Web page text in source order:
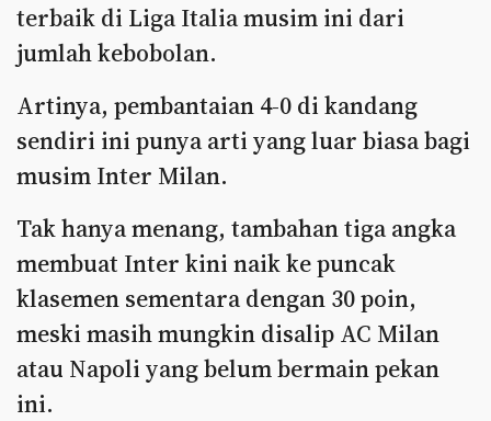
terbaik di Liga Italia musim ini dari
jumlah kebobolan.
Artinya, pembantaian 4-0 di kandang
sendiri ini punya arti yang luar biasa bagi
musim Inter Milan.
Tak hanya menang, tambahan tiga angka
membuat Inter kini naik ke puncak
klasemen sementara dengan 30 poin,
meski masih mungkin disalip AC Milan
atau Napoli yang belum bermain pekan
ini.